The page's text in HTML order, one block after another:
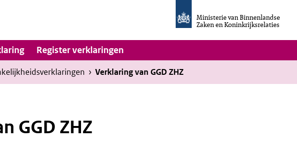
Ministerie van Binnenlandse
Zaken en Koninkrijksrelaties
van
Invulassistent
Toegankelijkheidsverklaring
Hoofdnavigatie
Register verklaringen
› Verklaring van GGD ZHZ
GGD ZHZ